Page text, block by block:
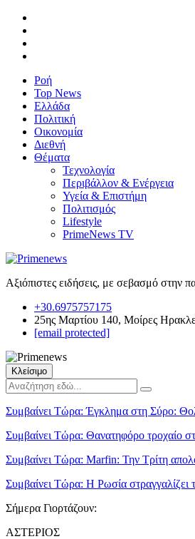
Ροή
Top News
Ελλάδα
Πολιτική
Οικονομία
Διεθνή
Θέματα
Τεχνολογία
Περιβάλλον & Ενέργεια
Υγεία & Επιστήμη
Πολιτισμός
Lifestyle
PrimeNews TV
Αξιόπιστες ειδήσεις, με σεβασμό στην
+30.6975757175
25ης Μαρτίου 140, Μοίρες
[email protected]
Κλείσιμο
Συμβαίνει Τώρα: Έγκλημα στη Σύρο:
Συμβαίνει Τώρα: Θανατηφόρο τροχαίο
Συμβαίνει Τώρα: Marfin: Την Τρίτη
Συμβαίνει Τώρα: Η Ρωσία
Σήμερα Γιορτάζουν:
ΑΣΤΕΡΙΟΣ